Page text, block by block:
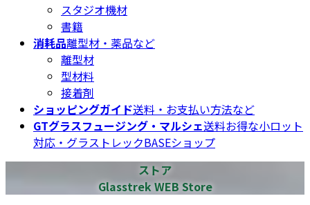
スタジオ機材
書籍
消耗品離型材・薬品など
離型材
型材料
接着剤
ショッピングガイド送料・お支払い方法など
GTグラスフュージング・マルシェ送料お得な小ロット
対応・グラストレックBASEショップ
ストア
Glasstrek WEB Store